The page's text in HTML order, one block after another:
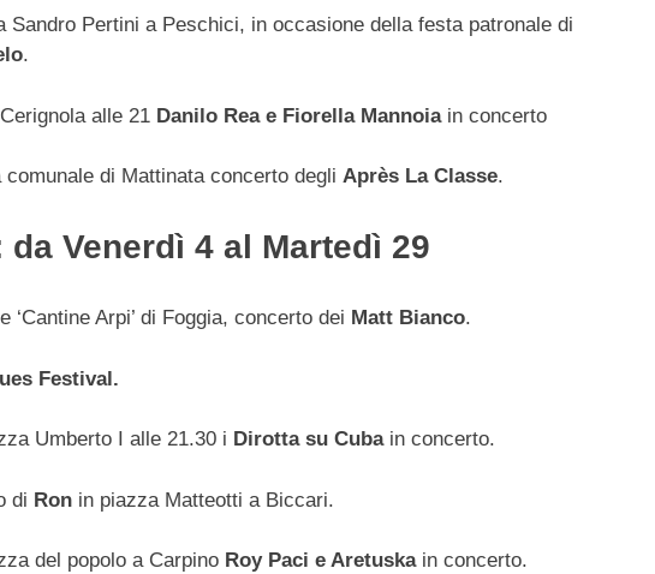
Sandro Pertini a Peschici, in occasione della festa patronale di
.
alle 21 Danilo Rea e Fiorella Mannoiain concerto
di Mattinata concerto degli Après La Classe.
Venerdì 4 al Martedì 29
Arpi’ di Foggia, concerto dei Matt Bianco.
Festival.
Umberto I alle 21.30 i Dirotta su Cubain concerto.
di Ron in piazza Matteotti a Biccari.
del popolo a Carpino Roy Paci e Aretuskain concerto.